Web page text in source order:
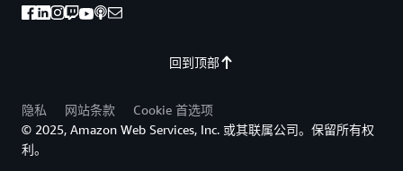
回到顶部
隐私 网站条款
Cookie 首选项
© 2025, Amazon Web Services, Inc. 或其联属公司。保留所有权
利。